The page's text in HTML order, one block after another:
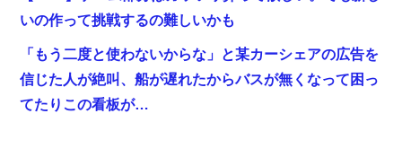
いの作って挑戦するの難しいかも
「もう二度と使わないからな」と某カーシェアの広告を
信じた人が絶叫、船が遅れたからバスが無くなって困っ
てたりこの看板が…